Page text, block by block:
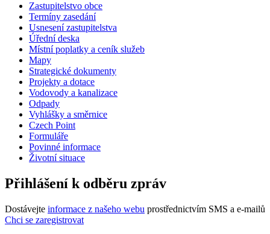
Zastupitelstvo obce
Termíny zasedání
Usnesení zastupitelstva
Úřední deska
Místní poplatky a ceník služeb
Mapy
Strategické dokumenty
Projekty a dotace
Vodovody a kanalizace
Odpady
Vyhlášky a směrnice
Czech Point
Formuláře
Povinné informace
Životní situace
Přihlášení k odběru zpráv
Dostávejte informace z našeho webu prostřednictvím SMS a e-mailů
Chci se zaregistrovat